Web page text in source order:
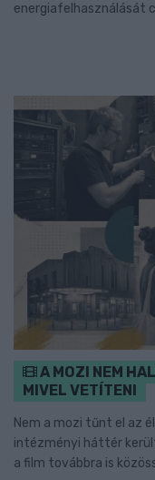
energiafelhasználását
A MOZI NEM
MIVEL VETÍTENI
Nem a mozi tűnt el az
intézményi háttér
a film továbbra is